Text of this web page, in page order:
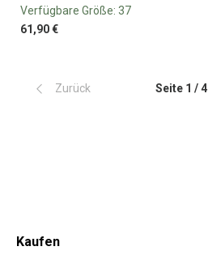
Verfügbare Größe: 37
61,90 €
Zurück Seite 1 / 4
Kaufen